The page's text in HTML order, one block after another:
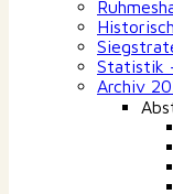
Statistik
Archiv